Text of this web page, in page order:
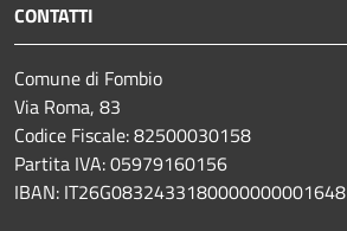
CONTATTI
Comune di Fombio
Via Roma, 83
Codice Fiscale: 82500030158
Partita IVA: 05979160156
IBAN: IT26G0832433180000000001648